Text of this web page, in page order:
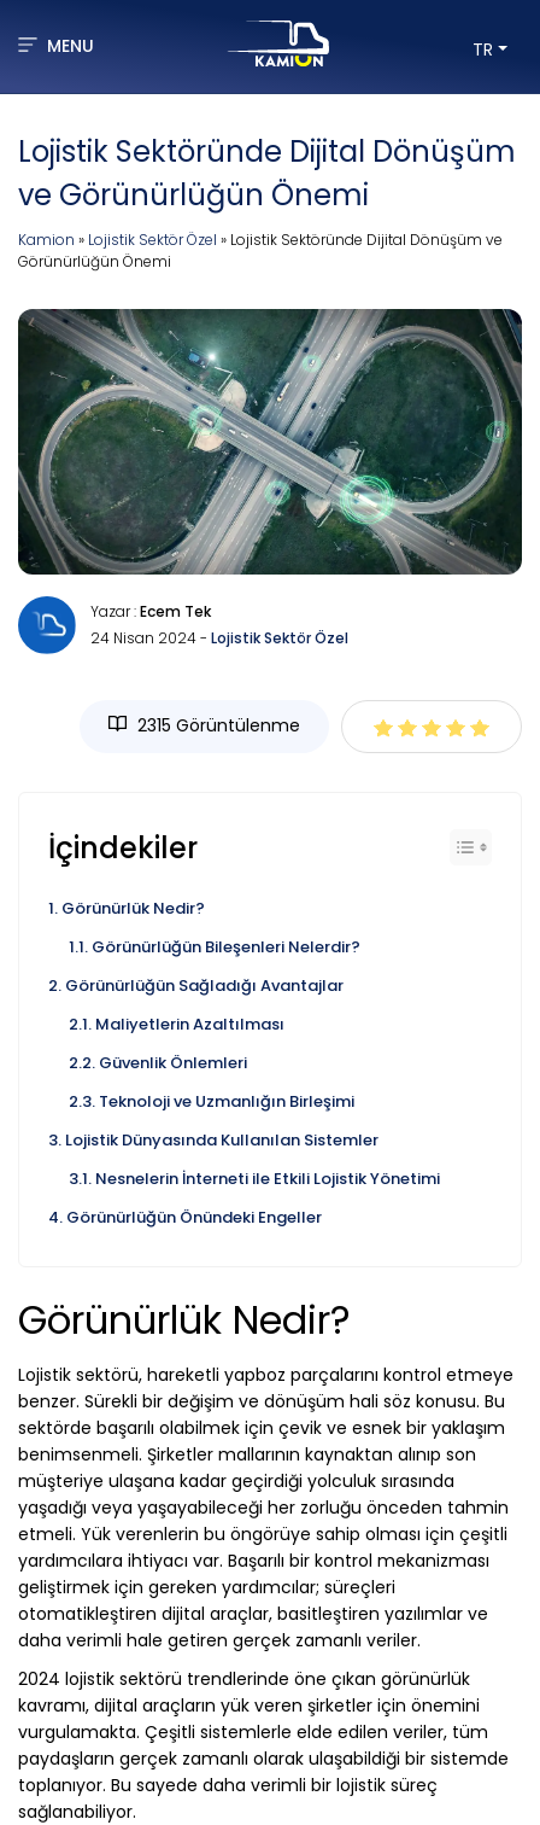
MENU TR
Lojistik Sektöründe Dijital Dönüşüm
ve Görünürlüğün Önemi
Kamion » Lojistik Sektör Özel » Lojistik Sektöründe Dijital Dönüşüm ve
Görünürlüğün Önemi
Yazar :Ecem Tek
24 Nisan 2024 - Lojistik Sektör Özel
2315 Görüntülenme
İçindekiler
Görünürlük Nedir?
Görünürlüğün Bileşenleri Nelerdir?
Görünürlüğün Sağladığı Avantajlar
Maliyetlerin Azaltılması
Güvenlik Önlemleri
Teknoloji ve Uzmanlığın Birleşimi
Lojistik Dünyasında Kullanılan Sistemler
Nesnelerin İnterneti ile Etkili Lojistik Yönetimi
Görünürlüğün Önündeki Engeller
Görünürlük Nedir?
Lojistik sektörü, hareketli yapboz parçalarını kontrol etmeye
benzer. Sürekli bir değişim ve dönüşüm hali söz konusu. Bu
sektörde başarılı olabilmek için çevik ve esnek bir yaklaşım
benimsenmeli. Şirketler mallarının kaynaktan alınıp son
müşteriye ulaşana kadar geçirdiği yolculuk sırasında
yaşadığı veya yaşayabileceği her zorluğu önceden tahmin
etmeli. Yük verenlerin bu öngörüye sahip olması için çeşitli
yardımcılara ihtiyacı var. Başarılı bir kontrol mekanizması
geliştirmek için gereken yardımcılar; süreçleri
otomatikleştiren dijital araçlar, basitleştiren yazılımlar ve
daha verimli hale getiren gerçek zamanlı veriler.
2024 lojistik sektörü trendlerinde öne çıkan görünürlük
kavramı, dijital araçların yük veren şirketler için önemini
vurgulamakta. Çeşitli sistemlerle elde edilen veriler, tüm
paydaşların gerçek zamanlı olarak ulaşabildiği bir sistemde
toplanıyor. Bu sayede daha verimli bir lojistik süreç
sağlanabiliyor.